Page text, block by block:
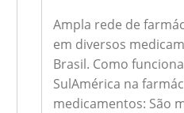
Ampla rede de
em diversos
Brasil. Como
SulAmérica na
medicamentos: São